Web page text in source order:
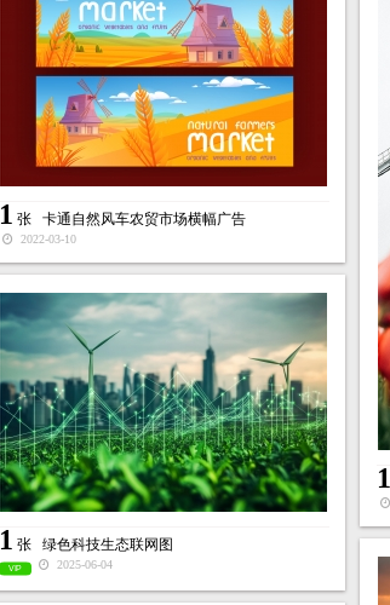
1 张 卡通自然风车农贸市场横幅广告
2022-03-10
1
1 张 绿色科技生态联网图
VIP 2025-06-04